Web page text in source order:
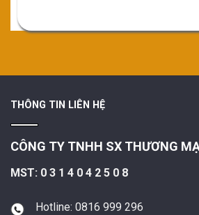
THÔNG TIN LIÊN HỆ
CÔNG TY TNHH SX THƯƠNG
MST: 0 3 1 4 0 4 2 5 0 8
Hotline: 0816 999 296